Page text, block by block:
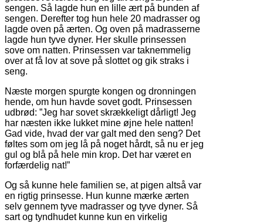
sengen. Så lagde hun en lille ært på bunden af
sengen. Derefter tog hun hele 20 madrasser og
lagde oven på ærten. Og oven på madrasserne
lagde hun tyve dyner. Her skulle prinsessen
sove om natten. Prinsessen var taknemmelig
over at få lov at sove på slottet og gik straks i
seng.
Næste morgen spurgte kongen og dronningen
hende, om hun havde sovet godt. Prinsessen
udbrød: ”Jeg har sovet skrækkeligt dårligt! Jeg
har næsten ikke lukket mine øjne hele natten!
Gad vide, hvad der var galt med den seng? Det
føltes som om jeg lå på noget hårdt, så nu er jeg
gul og blå på hele min krop. Det har været en
forfærdelig nat!”
Og så kunne hele familien se, at pigen altså var
en rigtig prinsesse. Hun kunne mærke ærten
selv gennem tyve madrasser og tyve dyner. Så
sart og tyndhudet kunne kun en virkelig